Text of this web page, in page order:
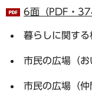
6面（PDF・
暮らしに関する
市民の広場（お
市民の広場（仲